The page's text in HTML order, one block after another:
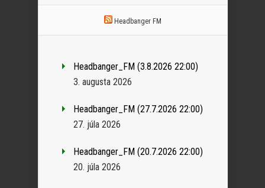
Headbanger FM
Headbanger_FM (3.8.2026 22:00)
3. augusta 2026
Headbanger_FM (27.7.2026 22:00)
27. júla 2026
Headbanger_FM (20.7.2026 22:00)
20. júla 2026